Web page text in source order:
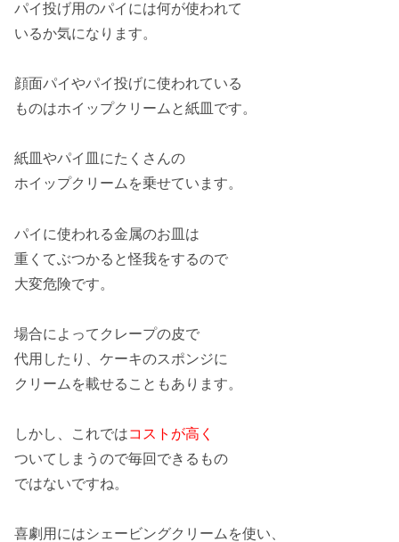
パイ投げ用のパイには何が使われて
いるか気になります。
顔面パイやパイ投げに使われている
ものはホイップクリーム と紙皿 です。
紙皿やパイ皿にたくさんの
ホイップクリームを乗せています。
パイに使われる金属のお皿は
重くてぶつかると怪我をするので
大変危険です。
場合によってクレープの皮で
代用したり、ケーキのスポンジに
クリームを載せることもあります。
しかし、これではコストが高く
ついてしまうので毎回できるもの
ではないですね。
喜劇用 にはシェービングクリームを使い、